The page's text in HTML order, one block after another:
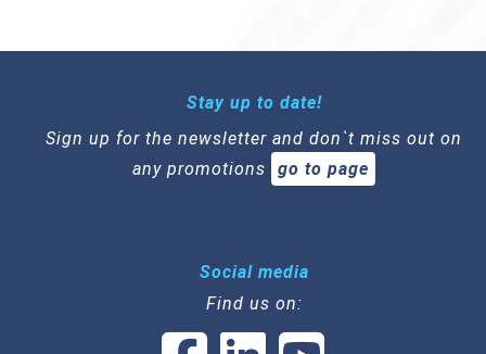
Stay up to date!
Sign up for the newsletter and don`t miss out on
any promotions
go to page
Social media
Find us on: